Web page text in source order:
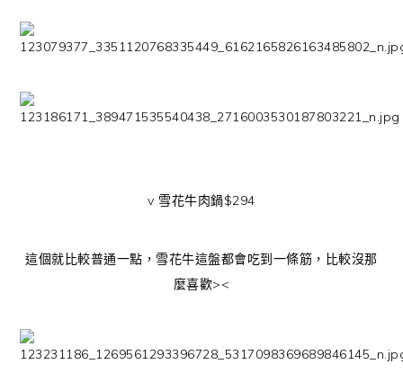
v 雪花牛肉鍋$294
這個就比較普通一點，雪花牛這盤都會吃到一條筋，比較沒那
麼喜歡><